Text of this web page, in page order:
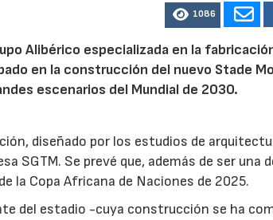
1086
Alibérico especializada en la
en la construcción del nuevo Stade
escenarios del Mundial de 2030.
diseñado por los estudios de
SGTM. Se prevé que, además de ser una
la Copa Africana de Naciones de 2025.
del estadio -cuya construcción se ha